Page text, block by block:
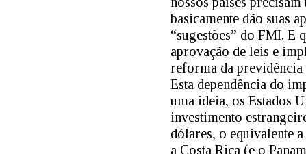
basicamente dão suas
“sugestões” do FMI. E
aprovação de leis e
reforma da previdência
Esta dependência do
uma ideia, os Estados
investimento
dólares, o equivalente
a Costa Rica (e o